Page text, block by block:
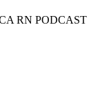
RN PODCAST